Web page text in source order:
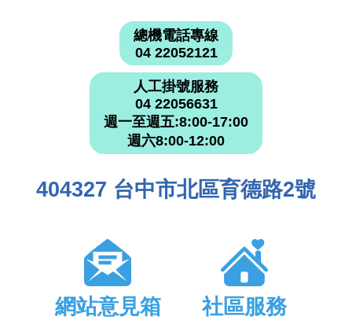
總機電話專線
04 22052121
人工掛號服務
04 22056631
週一至週五:8:00-17:00
週六8:00-12:00
404327 台中市北區育德路2號
網站意見箱 社區服務